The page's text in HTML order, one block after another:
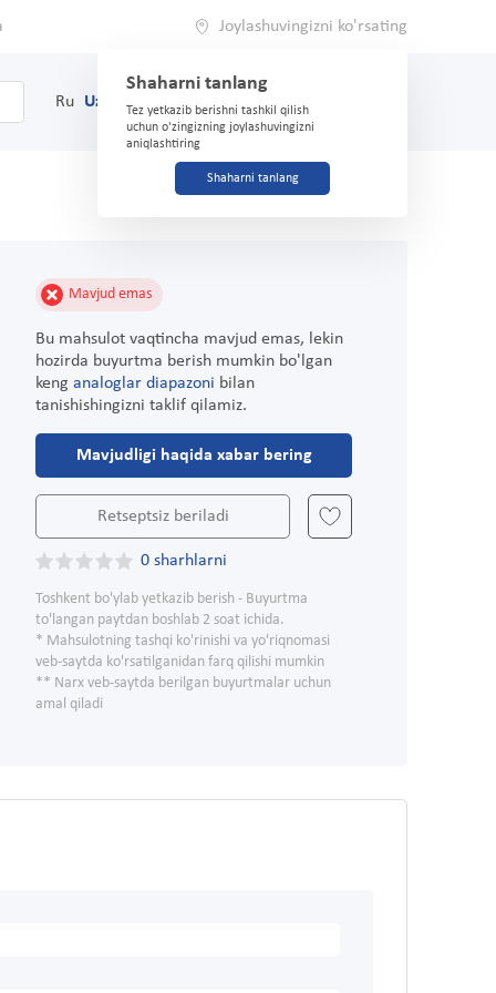
Joylashuvingizni ko'rsating
Shaharni tanlang
Tez yetkazib berishni tashkil qilish
uchun o'zingizning joylashuvingizni
aniqlashtiring
Shaharni tanlang
Ru Uz (71) 200-03-03
Mavjud emas
Bu mahsulot vaqtincha mavjud emas, lekin
hozirda buyurtma berish mumkin bo'lgan
keng analoglar diapazoni bilan
tanishishingizni taklif qilamiz.
Mavjudligi haqida xabar bering
Retseptsiz beriladi
0 sharhlarni
Toshkent bo'ylab yetkazib berish - Buyurtma
to'langan paytdan boshlab 2 soat ichida.
* Mahsulotning tashqi ko'rinishi va yo'riqnomasi
veb-saytda ko'rsatilganidan farq qilishi mumkin
** Narx veb-saytda berilgan buyurtmalar uchun
amal qiladi